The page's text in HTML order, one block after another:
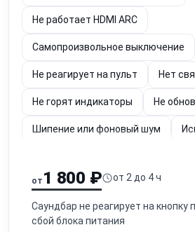
Не работает HDMI ARC
Самопроизвольное выключение
Не реагирует на пульт Нет
Не горят индикаторы Не
Шипение или фоновый шум
Не работает USB-вход Треск
от 1 800 ₽ от 2 до 4 ч
Саундбар не реагирует на кнопку
сбой блока питания